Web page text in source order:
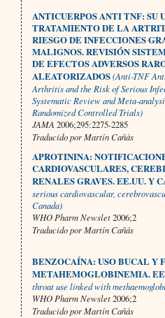
ANTICUERPOS ANTI TNF: SU
TRATAMIENTO DE LA
RIESGO DE INFECCIONES
MALIGNOS. REVISIÓN
DE EFECTOS ADVERSOS
ALEATORIZADOS(Anti-TNF
Arthritis and the Risk of Serious
Systematic Review and Meta-
Randomized Controlled Trials)
JAMA 2006;295:2275-2285
Traducido por Martín Cañás
APROTININA:
CARDIOVASCULARES,
RENALES GRAVES. EE.UU. Y
serious cardiovascular,
Canada)
WHO Pharm Newslet2006;2
Traducido por Martín Cañás
BENZOCAÍNA: USO BUCAL Y
METAHEMOGLOBINEMIA.
throat use linked with
WHO Pharm Newslet2006;2
Traducido por Martín Cañás